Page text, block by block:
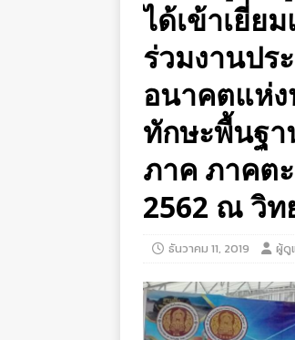
ได้เข้าเยี่ย
ร่วมงานปร
อนาคตแห่
ทักษะพื้นฐ
ภาค ภาคต
2562 ณ วิ
ธันวาคม 11, 2019 ผู้ดู